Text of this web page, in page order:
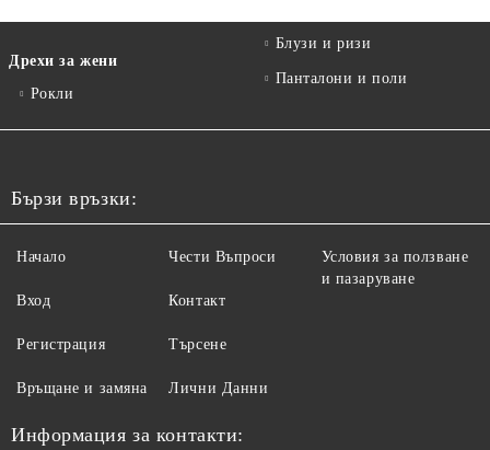
Дрехи за жени
Рокли
Блузи и ризи
Панталони и поли
Бързи връзки:
Начало
Вход
Регистрация
Връщане и замяна
Чести Въпроси
Контакт
Търсене
Лични Данни
Условия за ползване
и пазаруване
Информация за контакти: